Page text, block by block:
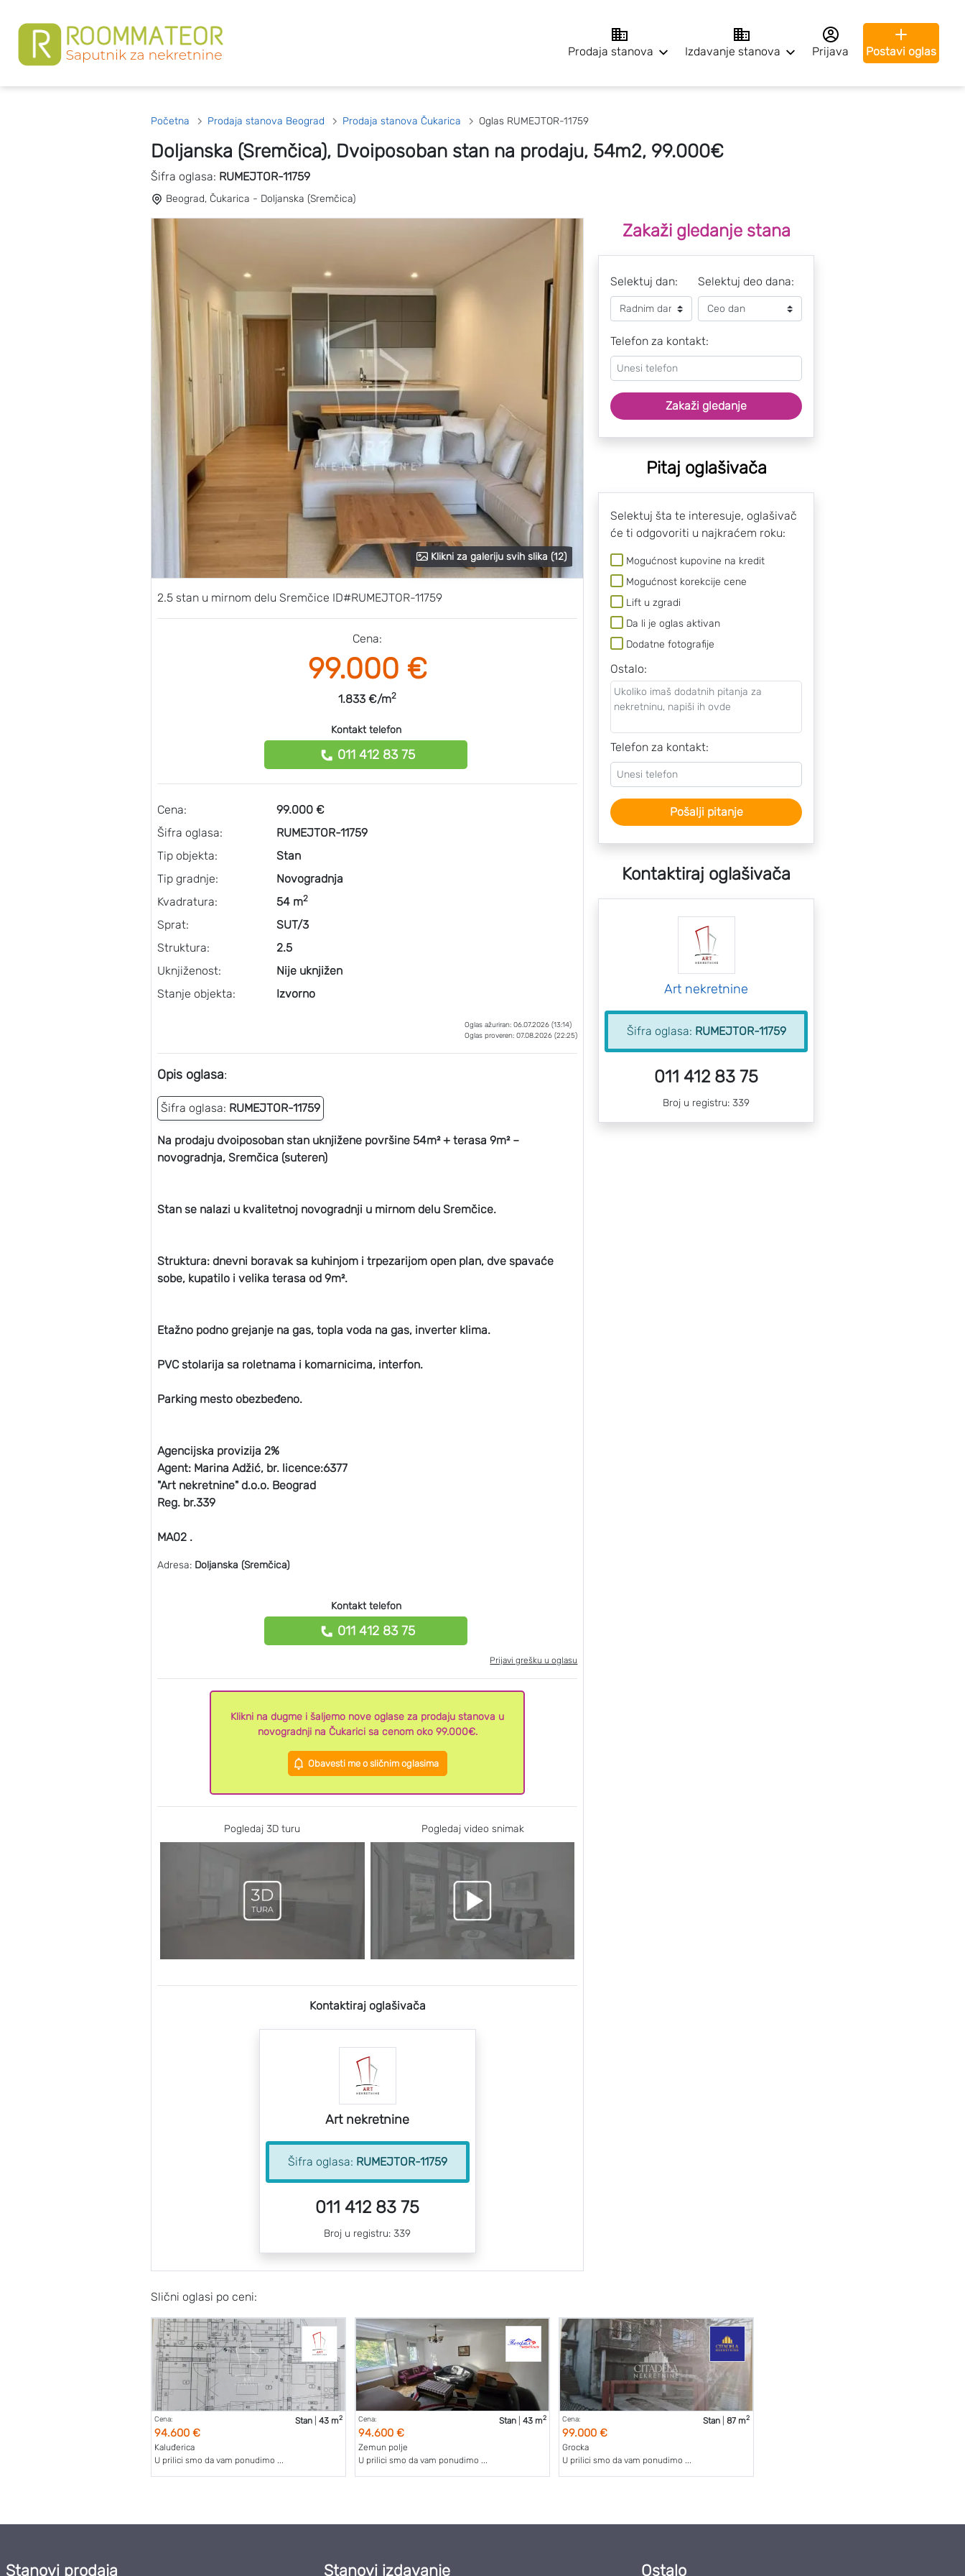
Prodaja stanova Izdavanje stanova Prijava Postavi oglas
Početna Prodaja stanova Beograd Prodaja stanova Čukarica Oglas RUMEJTOR-11759
Doljanska (Sremčica), Dvoiposoban stan na prodaju, 54m2, 99.000€
Šifra oglasa: RUMEJTOR-11759
Beograd, Čukarica - Doljanska (Sremčica)
Klikni za galeriju svih slika (12)
2.5 stan u mirnom delu Sremčice ID#RUMEJTOR-11759
Cena:
99.000 €
1.833 €/m2
Kontakt telefon
011 412 83 75
Cena:
Šifra oglasa:
Tip objekta:
Tip gradnje:
Kvadratura:
Sprat:
Struktura:
Uknjiženost:
Stanje objekta:
99.000 €
RUMEJTOR-11759
Stan
Novogradnja
54 m2
SUT/3
2.5
Nije uknjižen
Izvorno
Oglas ažuriran: 06.07.2026 (13:14)
Oglas proveren: 07.08.2026 (22:25)
Opis oglasa:
Šifra oglasa: RUMEJTOR-11759
Na prodaju dvoiposoban stan uknjižene površine 54m² + terasa 9m² –
novogradnja, Sremčica (suteren)
Stan se nalazi u kvalitetnoj novogradnji u mirnom delu Sremčice.
Struktura: dnevni boravak sa kuhinjom i trpezarijom open plan, dve spavaće
sobe, kupatilo i velika terasa od 9m².
Etažno podno grejanje na gas, topla voda na gas, inverter klima.
PVC stolarija sa roletnama i komarnicima, interfon.
Parking mesto obezbeđeno.
Agencijska provizija 2%
Agent: Marina Adžić, br. licence:6377
"Art nekretnine" d.o.o. Beograd
Reg. br.339
MA02 .
Adresa: Doljanska (Sremčica)
Kontakt telefon
011 412 83 75
Prijavi grešku u oglasu
Klikni na dugme i šaljemo nove oglase za prodaju stanova u
novogradnji na Čukarici sa cenom oko 99.000€.
Obavesti me o sličnim oglasima
Pogledaj 3D turu Pogledaj video snimak
Kontaktiraj oglašivača
Art nekretnine
Šifra oglasa: RUMEJTOR-11759
011 412 83 75
Broj u registru: 339
Zakaži gledanje stana
Selektuj dan: Selektuj deo dana:
Telefon za kontakt:
Zakaži gledanje
Pitaj oglašivača
Selektuj šta te interesuje, oglašivač
će ti odgovoriti u najkraćem roku:
Mogućnost kupovine na kredit
Mogućnost korekcije cene
Lift u zgradi
Da li je oglas aktivan
Dodatne fotografije
Ostalo:
Telefon za kontakt:
Pošalji pitanje
Kontaktiraj oglašivača
Art nekretnine
Šifra oglasa: RUMEJTOR-11759
011 412 83 75
Broj u registru: 339
Slični oglasi po ceni:
Cena:
94.600 €
Stan| 43 m2
Kaluđerica
U prilici smo da vam ponudimo ...
Cena:
94.600 €
Stan| 43 m2
Zemun polje
U prilici smo da vam ponudimo ...
Cena:
99.000 €
Stan |87 m2
Grocka
U prilici smo da vam ponudimo ...
Stanovi prodaja Stanovi izdavanje Ostalo